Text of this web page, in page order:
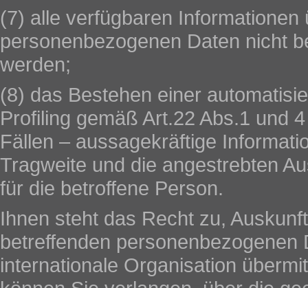
(7) alle verfügbaren
personenbezogenen Daten nicht
werden;
(8) das Bestehen einer
Profiling gemäß Art.22 Abs.1 und
Fällen – aussagekräftige
Tragweite und die angestrebten
für die betroffene Person.
Ihnen steht das Recht zu,
betreffenden
internationale Organisation